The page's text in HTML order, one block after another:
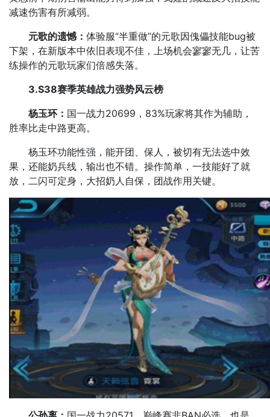
减速伤害有所减弱。​
元歌的遗憾： 体验服“半重做”的元歌因傀儡技能bug被
下架，在新版本中依旧表现不佳，上场机会寥寥无几，让苦
练操作的元歌玩家们倍感失落。
3.S38赛季英雄战力强势风云榜
杨玉环： 国一战力20699，83%玩家将其作为辅助，
胜率比走中路更高。
杨玉环功能性强，能开团、保人，被切有无法选中效
果，还能奶兵线，输出也不错。操作简单，一技能好了就
放，二闪可定身，大招奶人自保，团战作用关键。